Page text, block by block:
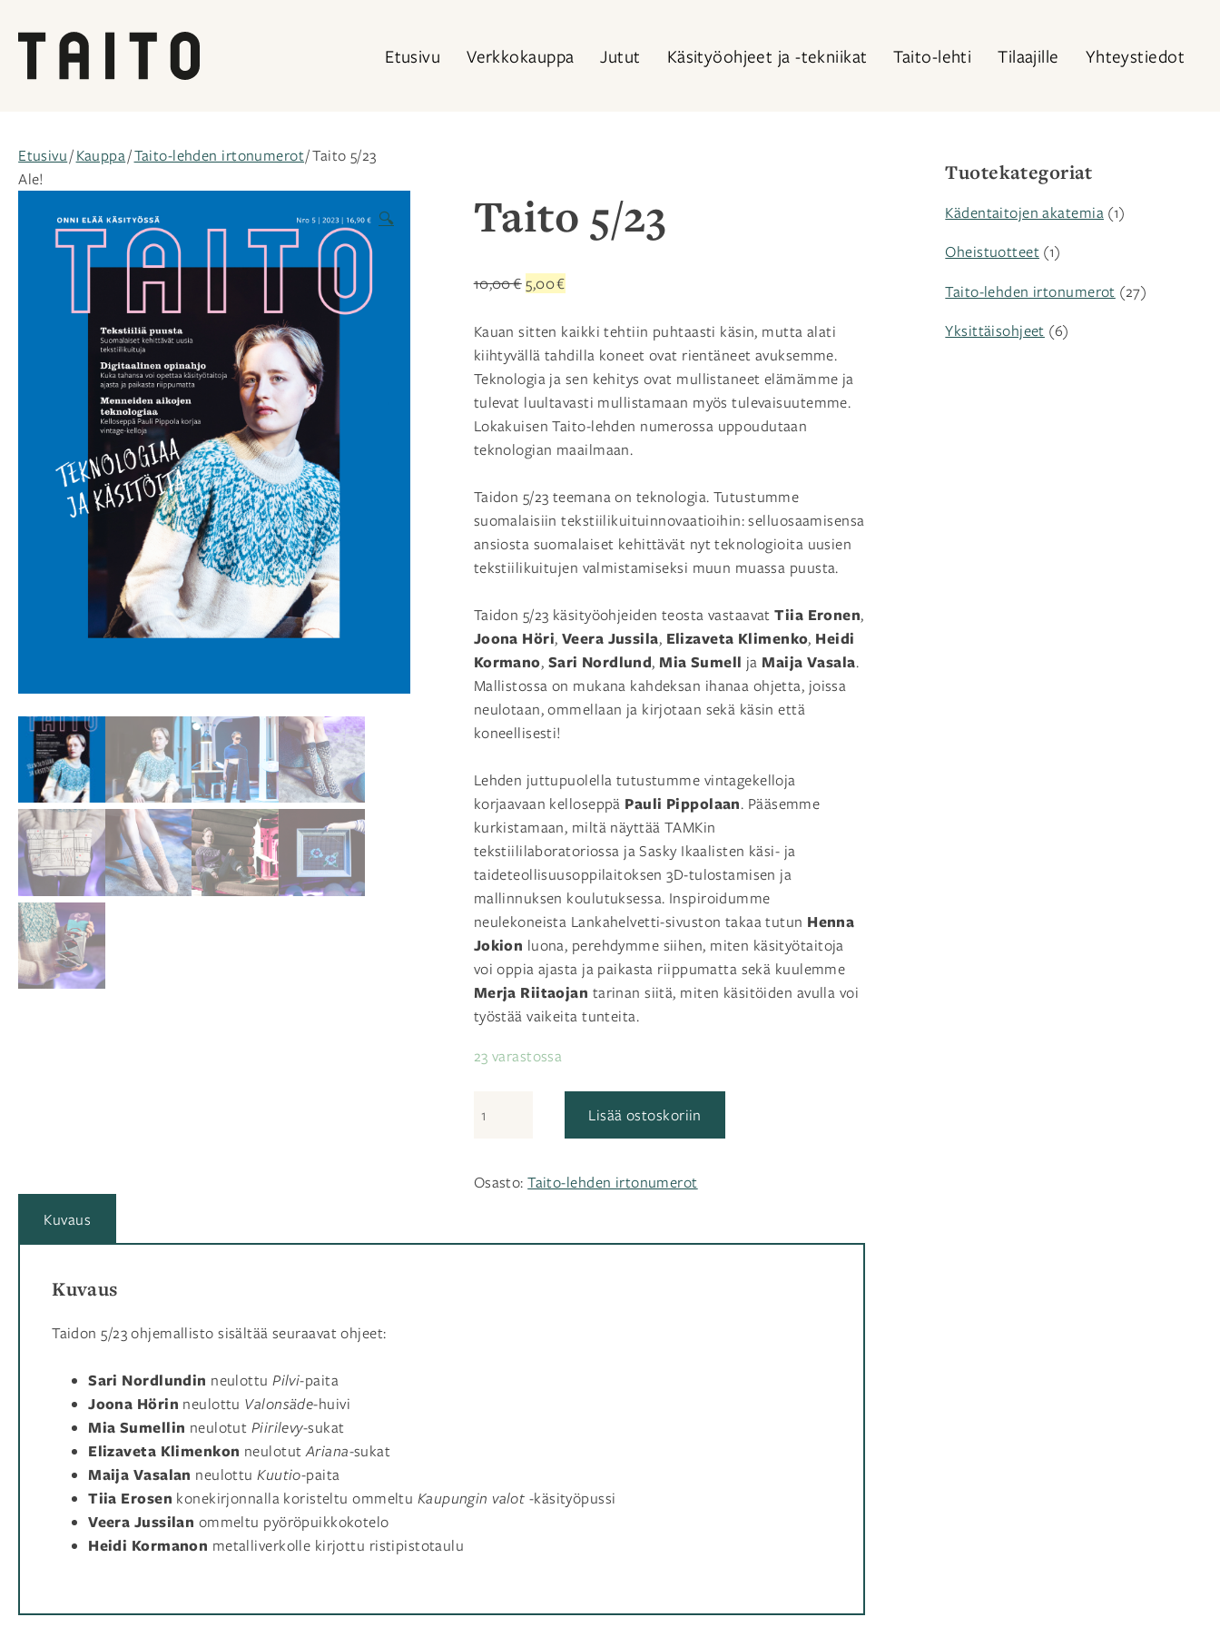
sisältöön
Etusivu Verkkokauppa Jutut Käsityöohjeet ja -tekniikat Taito-lehti Tilaajille Yhteystiedot
Etusivu/Kauppa/Taito-lehden irtonumerot/ Taito 5/23
Ale!
🔍
Taito 5/23
10,00€Alkuperäinen
oli:
10,00 €.
5,00€Nykyinen
on:
5,00 €.
Kauan sitten kaikki tehtiin puhtaasti käsin, mutta alati
kiihtyvällä tahdilla koneet ovat rientäneet avuksemme.
Teknologia ja sen kehitys ovat mullistaneet elämämme ja
tulevat luultavasti mullistamaan myös tulevaisuutemme.
Lokakuisen Taito-lehden numerossa uppoudutaan
teknologian maailmaan.
Taidon 5/23 teemana on teknologia. Tutustumme
suomalaisiin tekstiilikuituinnovaatioihin: selluosaamisensa
ansiosta suomalaiset kehittävät nyt teknologioita uusien
tekstiilikuitujen valmistamiseksi muun muassa puusta.
Taidon 5/23 käsityöohjeiden teosta vastaavatTiia Eronen,
Joona Höri, Veera Jussila, Elizaveta Klimenko, Heidi
Kormano, Sari Nordlund, Mia Sumell ja Maija Vasala.
Mallistossa on mukana kahdeksan ihanaa ohjetta, joissa
neulotaan, ommellaan ja kirjotaan sekä käsin että
koneellisesti!
Lehden juttupuolella tutustumme vintagekelloja
korjaavaan kelloseppä Pauli Pippolaan. Pääsemme
kurkistamaan, miltä näyttää TAMKin
tekstiililaboratoriossa ja Sasky Ikaalisten käsi- ja
taideteollisuusoppilaitoksen 3D-tulostamisen ja
mallinnuksen koulutuksessa. Inspiroidumme
neulekoneista Lankahelvetti-sivuston takaa tutun Henna
Jokion luona, perehdymme siihen, miten käsityötaitoja
voi oppia ajasta ja paikasta riippumatta sekä kuulemme
Merja Riitaojan tarinan siitä, miten käsitöiden avulla voi
työstää vaikeita tunteita.
23 varastossa
5/23
Lisää ostoskoriin
Osasto:Taito-lehden irtonumerot
Kuvaus
Kuvaus
Taidon 5/23 ohjemallisto sisältää seuraavat ohjeet:
Sari Nordlundin neulottuPilvi-paita
Joona Hörin neulottu Valonsäde-huivi
Mia Sumellin neulotut Piirilevy-sukat
Elizaveta Klimenkon neulotutAriana-sukat
Maija Vasalan neulottuKuutio-paita
Tiia Erosen konekirjonnalla koristeltu ommeltu Kaupungin valot -käsityöpussi
Veera Jussilan ommeltu pyöröpuikkokotelo
Heidi Kormanon metalliverkolle kirjottu ristipistotaulu
Tuotekategoriat
Kädentaitojen akatemia (1)
Oheistuotteet (1)
Taito-lehden irtonumerot (27)
Yksittäisohjeet (6)